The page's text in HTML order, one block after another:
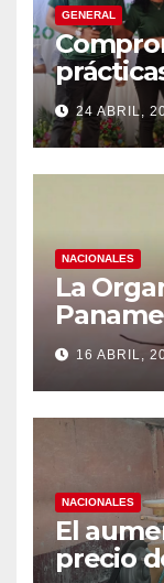
GENERAL
24 ABRIL,
NACIONALES
La
(OPS),
casos
16 ABRIL,
NACIONALES
El
precio